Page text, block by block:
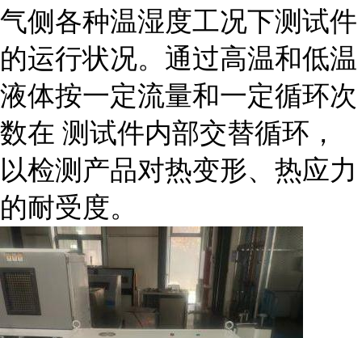
气侧各种温湿度工况下测试件
的运行状况。通过高温和低温
液体按一定流量和一定循环次
数在 测试件内部交替循环，
以检测产品对热变形、热应力
的耐受度。